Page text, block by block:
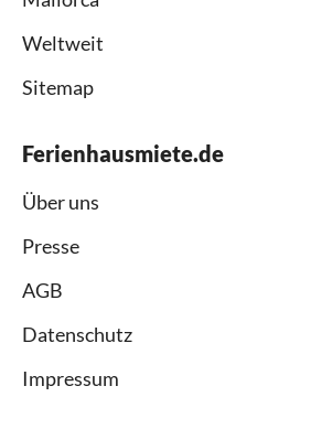
Weltweit
Sitemap
Ferienhausmiete.de
Über uns
Presse
AGB
Datenschutz
Impressum